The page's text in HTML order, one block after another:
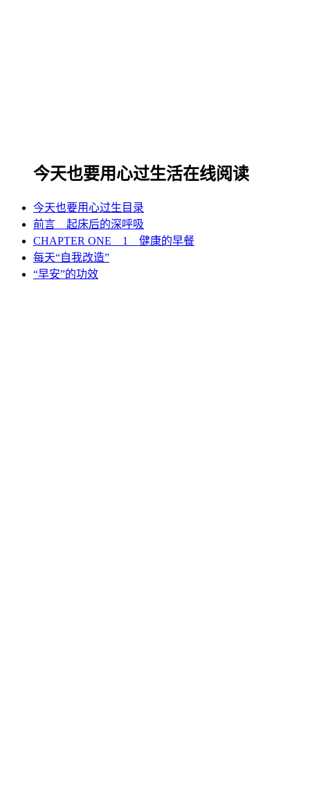
《今天也要用心过生活》内容简介：
《今天也要用心过生活》是松浦弥太郎成名作“生活中的巧思
与发现笔记”三部曲中的第一本，也是他最广为人知的作品之
今天也要用心过生活在线阅读
今天也要用心过生目录
前言 起床后的深呼吸
CHAPTER ONE 1 健康的早餐
每天“自我改造”
“早安”的功效